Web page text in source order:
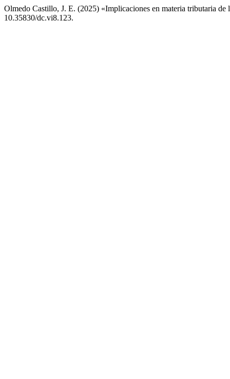
Olmedo Castillo, J. E. (2025) «Implicaciones en materia tributaria
10.35830/dc.vi8.123.